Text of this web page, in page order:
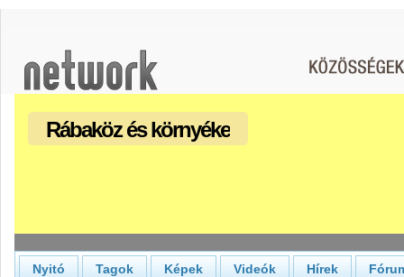
Rábaköz és környéke
Nyitó Tagok Képek Videók Hírek